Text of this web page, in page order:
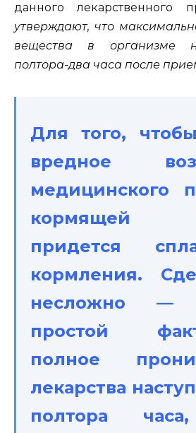
данного лекарственного
утверждают, что
вещества в организме
полтора-два часа после
Для того,
вредное
медицинского
кормящей
придется
кормления.
несложно —
простой
полное
лекарства
полтора